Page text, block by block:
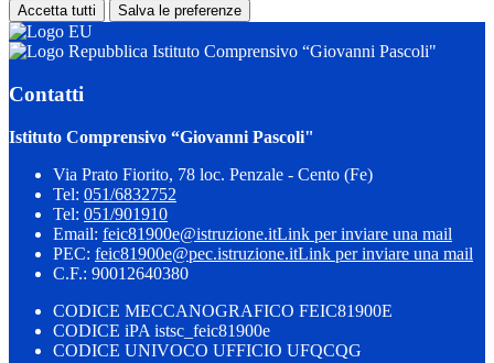
Accetta tutti Salva le preferenze
Istituto Comprensivo “Giovanni Pascoli"
Contatti
Istituto Comprensivo “Giovanni Pascoli"
Via Prato Fiorito, 78 loc. Penzale - Cento (Fe)
Tel: 051/6832752
Tel: 051/901910
Email: feic81900e@istruzione.itLink per inviare una mail
PEC: feic81900e@pec.istruzione.itLink per inviare una mail
C.F.: 90012640380
CODICE MECCANOGRAFICO FEIC81900E
CODICE iPA istsc_feic81900e
CODICE UNIVOCO UFFICIO UFQCQG